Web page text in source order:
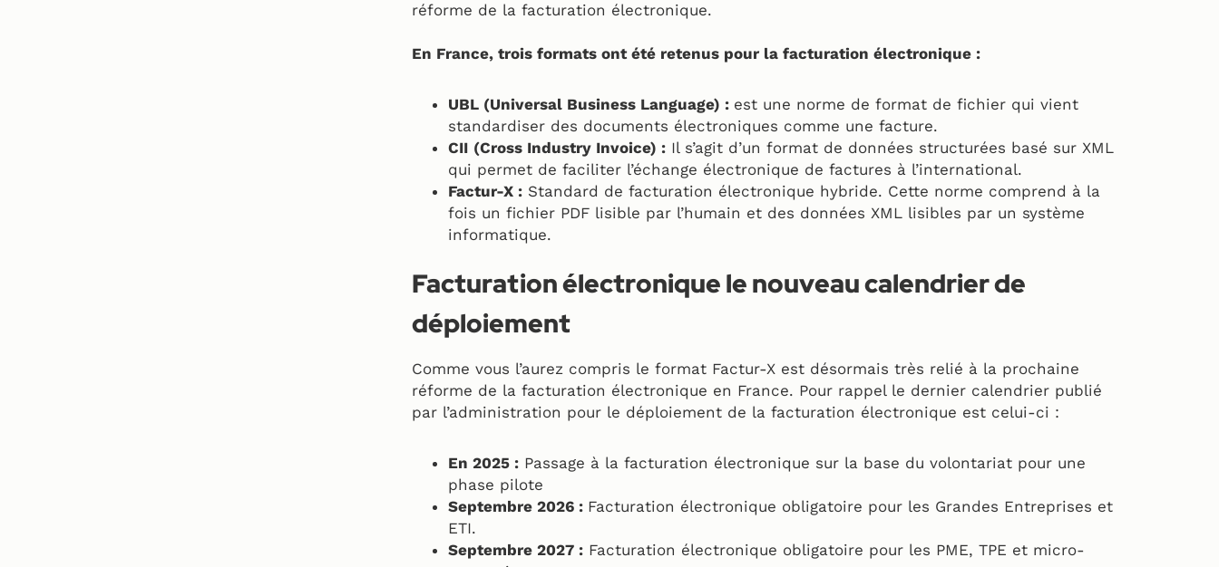
réforme de la facturation électronique.
En France, trois formats ont été retenus pour la facturation électronique :
UBL (Universal Business Language) : est une norme de format de fichier qui vient
standardiser des documents électroniques comme une facture.
CII (Cross Industry Invoice) : Il s’agit d’un format de données structurées basé sur XML
qui permet de faciliter l’échange électronique de factures à l’international.
Factur-X : Standard de facturation électronique hybride. Cette norme comprend à la
fois un fichier PDF lisible par l’humain et des données XML lisibles par un système
informatique.
Facturation électronique le nouveau calendrier de
déploiement
Comme vous l’aurez compris le format Factur-X est désormais très relié à la prochaine
réforme de la facturation électronique en France. Pour rappel le dernier calendrier publié
par l’administration pour le déploiement de la facturation électronique est celui-ci :
En 2025 : Passage à la facturation électronique sur la base du volontariat pour une
phase pilote
Septembre 2026 : Facturation électronique obligatoire pour les Grandes Entreprises et
ETI.
Septembre 2027 : Facturation électronique obligatoire pour les PME, TPE et micro-